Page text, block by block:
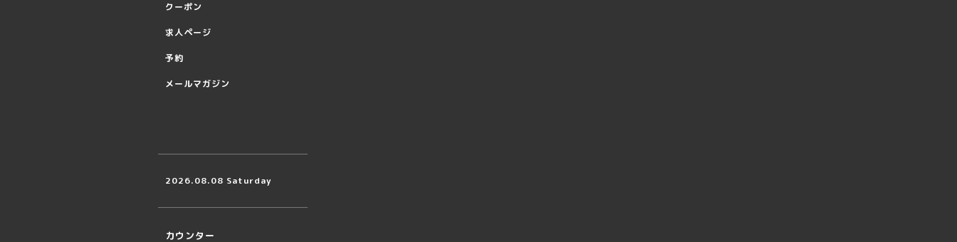
クーポン
求人ページ
予約
メールマガジン
2026.08.08 Saturday
カウンター